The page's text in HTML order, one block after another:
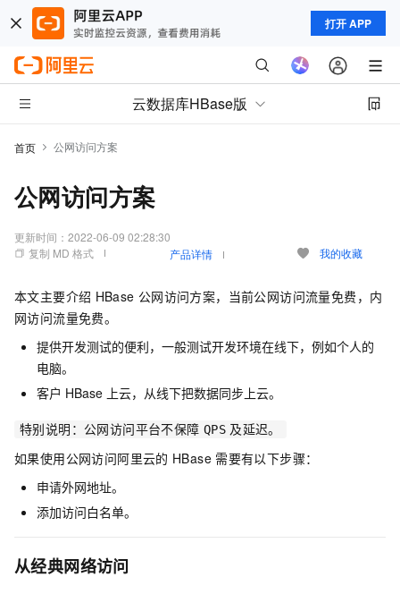
打开 APP
云数据库HBase版
首页 公网访问方案
公网访问方案
更新时间： 2022-06-09 02:28:30
复制 MD 格式
产品详情 我的收藏
本文主要介绍 HBase 公网访问方案，当前公网访问流量免费，内
网访问流量免费。
提供开发测试的便利，一般测试开发环境在线下，例如个人的
电脑。
客户 HBase 上云，从线下把数据同步上云。
特别说明：公网访问平台不保障 QPS 及延迟。
如果使用公网访问阿里云的 HBase 需要有以下步骤：
申请外网地址。
添加访问白名单。
从经典网络访问